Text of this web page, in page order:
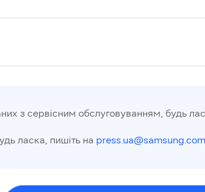
з сервісним обслуговуванням, будь
ласка, пишіть на press.ua@samsung.com